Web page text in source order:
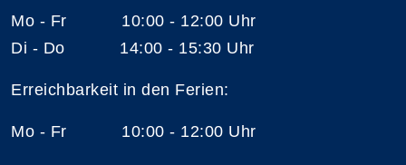
Mo - Fr 10:00 - 12:00 Uhr
Di - Do 14:00 - 15:30 Uhr
Erreichbarkeit in den Ferien:
Mo - Fr 10:00 - 12:00 Uhr